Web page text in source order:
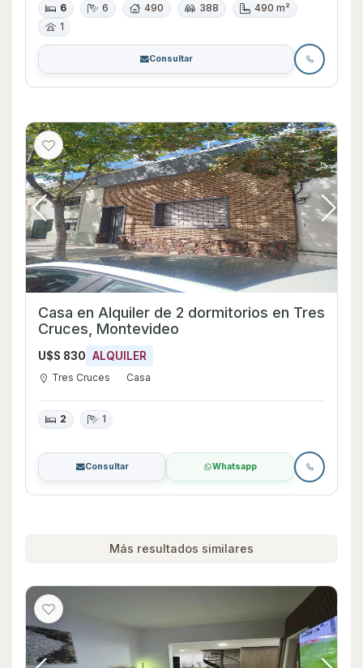
6 6 490 388
490 m²
1
Consultar
Casa en Alquiler de 2 dormitorios en Tres
Cruces, Montevideo
U$S 830 ALQUILER
Tres Cruces Casa
2 1
Consultar Whatsapp
Más resultados similares